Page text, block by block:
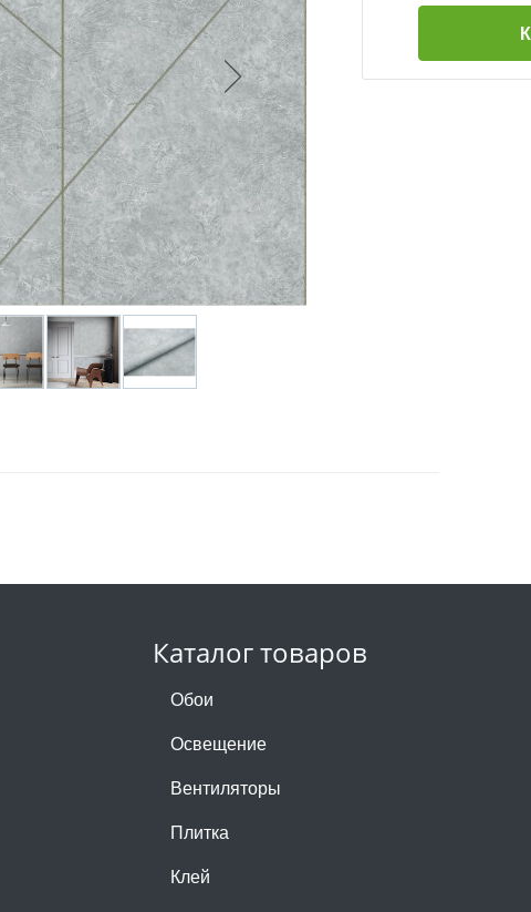
Каталог товаров
Обои
Освещение
Вентиляторы
Плитка
Клей